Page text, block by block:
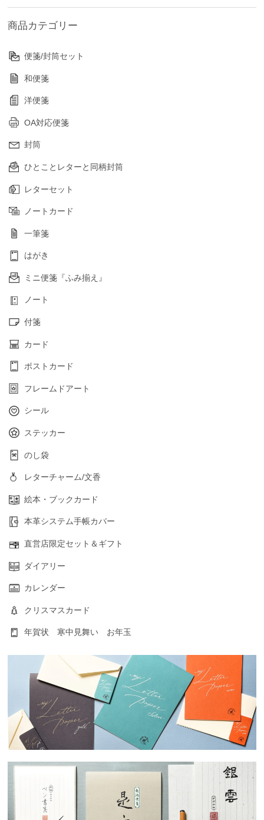
商品カテゴリー
便箋/封筒セット
和便箋
洋便箋
OA対応便箋
封筒
ひとことレターと同柄封筒
レターセット
ノートカード
一筆箋
はがき
ミニ便箋『ふみ揃え』
ノート
付箋
カード
ポストカード
フレームドアート
シール
ステッカー
のし袋
レターチャーム/文香
絵本・ブックカード
本革システム手帳カバー
直営店限定セット＆ギフト
ダイアリー
カレンダー
クリスマスカード
年賀状 寒中見舞い お年玉